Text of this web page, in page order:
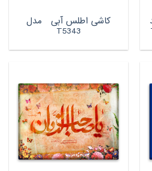
کاشی اطلس آبی مدل
T5343